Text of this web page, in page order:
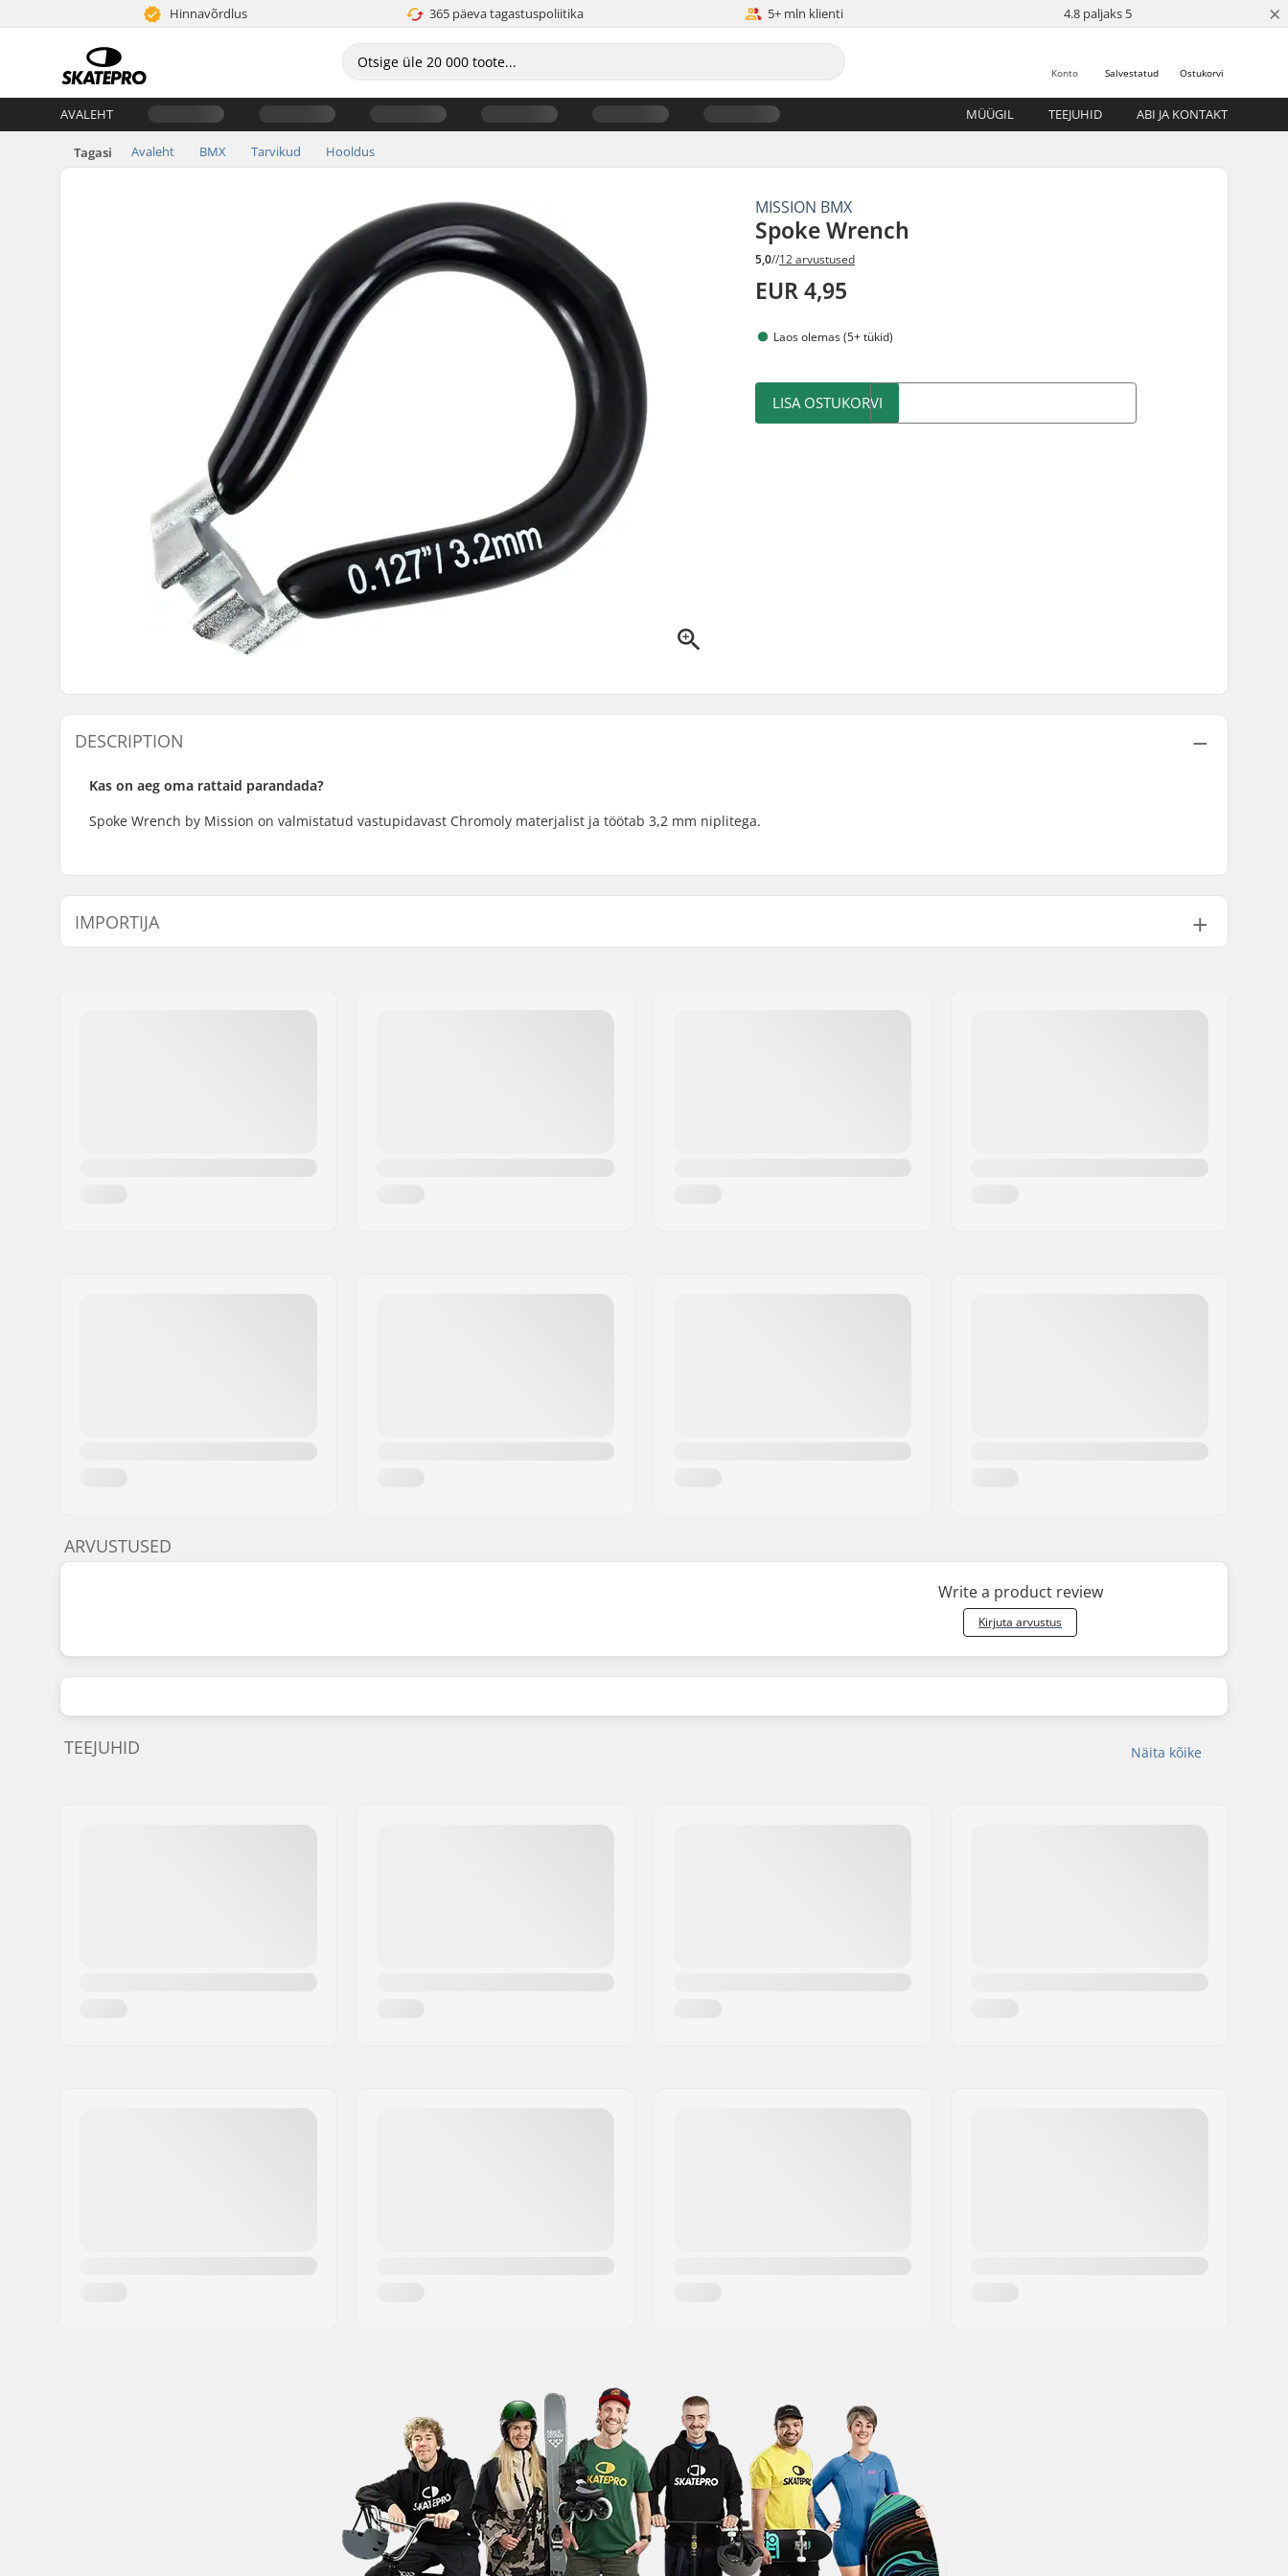
Hinnavõrdlus 365 päeva tagastuspoliitika 5+ mln klienti 4.8 paljaks 5 ×
Ostukorvi
Salvestatud
Konto
AVALEHT MÜÜGIL TEEJUHID ABI JA KONTAKT
Tagasi Avaleht BMX Tarvikud Hooldus
MISSION BMX
Spoke Wrench
5,0//12 arvustused
EUR 4,95
Laos olemas (5+ tükid)
LISA OSTUKORVI
DESCRIPTION
Kas on aeg oma rattaid parandada?
Spoke Wrench by Mission on valmistatud vastupidavast Chromoly materjalist ja töötab 3,2 mm niplitega.
IMPORTIJA
ARVUSTUSED
Write a product review
Kirjuta arvustus
Näita kõike
TEEJUHID